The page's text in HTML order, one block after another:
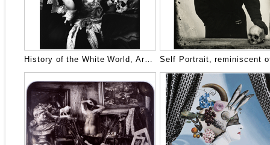
History of the White World, Arabia